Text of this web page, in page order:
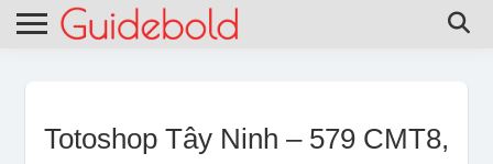
Totoshop Tây Ninh – 579 CMT8,